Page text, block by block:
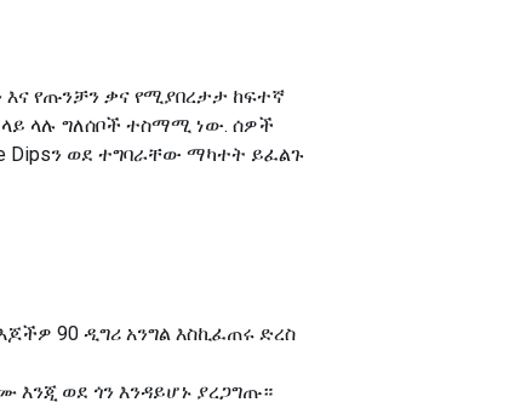
እና የጡንቻን ቃና የሚያበረታታ ከፍተኛ
ላሉ ግለሰቦች ተስማሚ ነው. ሰዎች
Dipsን ወደ ተግባራቸው ማካተት ይፈልጉ
90 ዲግሪ አንግል እስኪፈጠሩ ድረስ
ወደ ጎን እንዳይሆኑ ያረጋግጡ።